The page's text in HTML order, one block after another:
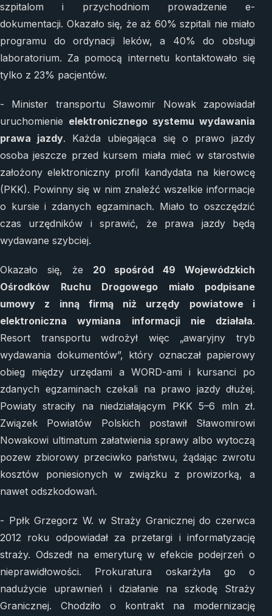
szpitalom i przychodniom prowadzenie e-
dokumentacji. Okazało się, że aż 60% szpitali nie miało
programu do ordynacji leków, a 40% do obsługi
laboratorium. Za pomocą internetu kontaktowało się
tylko z 23% pacjentów.
- Minister transportu Sławomir Nowak zapowiadał
uruchomienie elektronicznego systemu wydawania
prawa jazdy. Każda ubiegająca się o prawo jazdy
osoba jeszcze przed kursem miała mieć w starostwie
założony elektroniczny profil kandydata na kierowcę
(PKK). Powinny się w nim znaleźć wszelkie informacje
o kursie i zdanych egzaminach. Miało to oszczędzić
czas urzędników i sprawić, że prawa jazdy będą
wydawane szybciej.
Okazało się, że 20 spośród 49 Wojewódzkich
Ośrodków Ruchu Drogowego miało podpisane
umowy z inną firmą niż urzędy powiatowe i
elektroniczna wymiana informacji nie działała.
Resort transportu wdrożył więc „awaryjny tryb
wydawania dokumentów”, który oznaczał papierowy
obieg między urzędami a WORD-ami i kursanci po
zdanych egzaminach czekali na prawo jazdy dłużej.
Powiaty straciły na niedziałającym PKK 5–6 mln zł.
Związek Powiatów Polskich postawił Sławomirowi
Nowakowi ultimatum załatwienia sprawy albo wytoczą
pozew zbiorowy przeciwko państwu, żądając zwrotu
kosztów poniesionych w związku z prowizorką, a
nawet odszkodowań.
- Ppłk Grzegorz W. w Straży Granicznej do czerwca
2012 roku odpowiadał za przetargi i informatyzację
straży. Odszedł na emeryturę w efekcie podejrzeń o
nieprawidłowości. Prokuratura oskarżyła go o
nadużycie uprawnień i działanie na szkodę Straży
Granicznej. Chodziło o kontrakt na modernizację